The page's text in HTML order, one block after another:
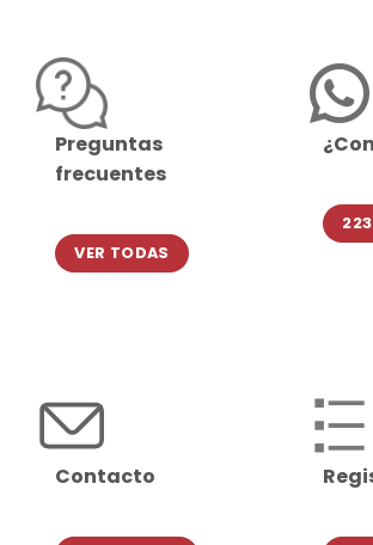
Preguntas
frecuentes
VER TODAS
Contacto